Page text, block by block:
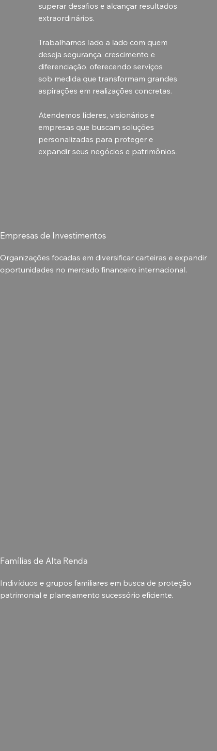
Organizações focadas em diversificar carteiras e expandir
oportunidades no mercado financeiro internacional.
Empresas de Investimentos
Indivíduos e grupos familiares em busca de proteção
patrimonial e planejamento sucessório eficiente.
Famílias de Alta Renda
superar desafios e alcançar resultados
extraordinários.
Trabalhamos lado a lado com quem
deseja segurança, crescimento e
diferenciação, oferecendo serviços
sob medida que transformam grandes
aspirações em realizações concretas.
Atendemos líderes, visionários e
empresas que buscam soluções
personalizadas para proteger e
expandir seus negócios e patrimônios.